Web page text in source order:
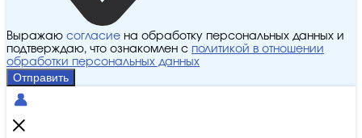
Выражаю согласие на обработку персональных данных и
подтверждаю, что ознакомлен с политикой в отношении
обработки персональных данных
Отправить